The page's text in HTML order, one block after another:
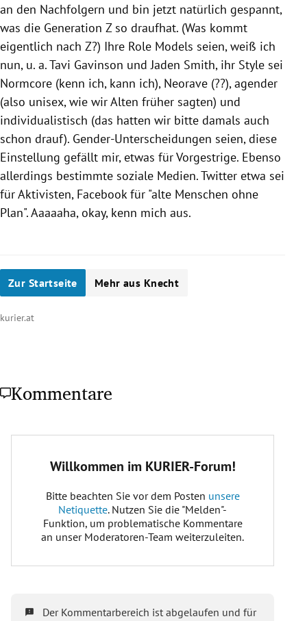
an den Nachfolgern und bin jetzt natürlich gespannt,
was die Generation Z so draufhat. (Was kommt
eigentlich nach Z?) Ihre Role Models seien, weiß ich
nun, u. a. Tavi Gavinson und Jaden Smith, ihr Style sei
Normcore (kenn ich, kann ich), Neorave (??), agender
(also unisex, wie wir Alten früher sagten) und
individualistisch (das hatten wir bitte damals auch
schon drauf). Gender-Unterscheidungen seien, diese
Einstellung gefällt mir, etwas für Vorgestrige. Ebenso
allerdings bestimmte soziale Medien.Twitter etwa sei
für Aktivisten, Facebook für "alte Menschen ohne
Plan". Aaaaaha, okay, kenn mich aus.
Zur Startseite Mehr aus Knecht
kurier.at
Kommentare